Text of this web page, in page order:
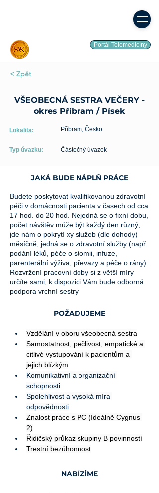
Portál Telemedicíny
< Zpět
VŠEOBECNÁ SESTRA VEČERY -
okres Příbram / Písek
Lokalita: Příbram, Česko
Typ úvazku: Částečný úvazek
JAKÁ BUDE NÁPLŇ PRÁCE
Budete poskytovat kvalifikovanou zdravotní
péči v domácnosti pacienta v časech od cca
17 hod. do 20 hod. Nejedná se o fixní dobu,
počet návštěv může být každý den různý,
jde nám o pokrytí xy služeb (dle dohody)
měsíčně, jedná se o zdravotní služby (např.
podání léků, péče o stomii, infuze,
parenterální výživa, převazy a péče o rány).
Rozvržení pracovní doby si z větší míry
určíte sami, k dispozici Vám bude odborná
podpora vrchní sestry.
POŽADUJEME
Vzdělání v oboru všeobecná sestra
Samostatnost, pečlivost, empatické a
citlivé vystupování k pacientům a
jejich blízkým
Komunikativní a organizační
schopnosti
Spolehlivost a vysoká míra
odpovědnosti
Znalost práce s PC (Ideálně Cygnus
2)
Řidičský průkaz skupiny B povinností
Trestní bezúhonnost
NABÍZÍME